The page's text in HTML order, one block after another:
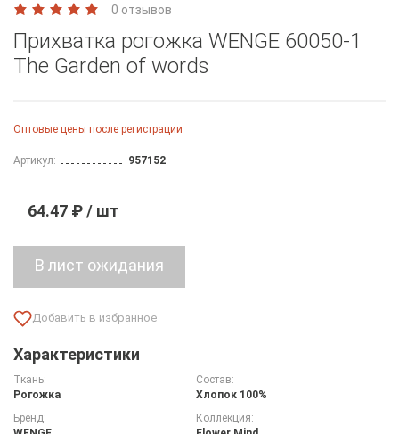
0 отзывов
Прихватка рогожка WENGE 60050-1
The Garden of words
Оптовые цены после регистрации
Артикул: 957152
64.47 ₽ / шт
Характеристики
Ткань:
Рогожка
Состав:
Хлопок 100%
Бренд:
Коллекция: